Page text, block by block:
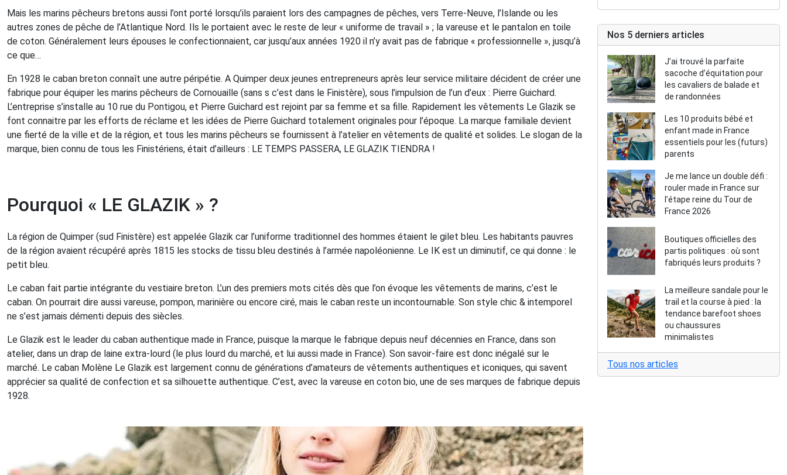
Mais les marins pêcheurs bretons aussi l’ont porté lorsqu’ils paraient lors des campagnes de pêches, vers Terre-Neuve, l’Islande ou les
autres zones de pêche de l’Atlantique Nord. Ils le portaient avec le reste de leur « uniforme de travail » ; la vareuse et le pantalon en toile
de coton. Généralement leurs épouses le confectionnaient, car jusqu’aux années 1920 il n’y avait pas de fabrique « professionnelle », jusqu’à
ce que…
En 1928 le caban breton connaît une autre péripétie. A Quimper deux jeunes entrepreneurs après leur service militaire décident de créer une
fabrique pour équiper les marins pêcheurs de Cornouaille (sans s c’est dans le Finistère), sous l’impulsion de l’un d’eux : Pierre Guichard.
L’entreprise s’installe au 10 rue du Pontigou, et Pierre Guichard est rejoint par sa femme et sa fille. Rapidement les vêtements Le Glazik se
font connaitre par les efforts de réclame et les idées de Pierre Guichard totalement originales pour l’époque. La marque familiale devient
une fierté de la ville et de la région, et tous les marins pêcheurs se fournissent à l’atelier en vêtements de qualité et solides. Le slogan de la
marque, bien connu de tous les Finistériens, était d’ailleurs : LE TEMPS PASSERA, LE GLAZIK TIENDRA !
Pourquoi « LE GLAZIK » ?
La région de Quimper (sud Finistère) est appelée Glazik car l’uniforme traditionnel des hommes étaient le gilet bleu. Les habitants pauvres
de la région avaient récupéré après 1815 les stocks de tissu bleu destinés à l’armée napoléonienne. Le IK est un diminutif, ce qui donne : le
petit bleu.
Le caban fait partie intégrante du vestiaire breton. L’un des premiers mots cités dès que l’on évoque les vêtements de marins, c’est le
caban. On pourrait dire aussi vareuse, pompon, marinière ou encore ciré, mais le caban reste un incontournable. Son style chic & intemporel
ne s’est jamais démenti depuis des siècles.
Le Glazik est le leader du caban authentique made in France, puisque la marque le fabrique depuis neuf décennies en France, dans son
atelier, dans un drap de laine extra-lourd (le plus lourd du marché, et lui aussi made in France). Son savoir-faire est donc inégalé sur le
marché. Le caban Molène Le Glazik est largement connu de générations d’amateurs de vêtements authentiques et iconiques, qui savent
apprécier sa qualité de confection et sa silhouette authentique. C’est, avec la vareuse en coton bio, une de ses marques de fabrique depuis
1928.
Nos 5 derniers articles
J’ai trouvé la parfaite
sacoche d’équitation pour
les cavaliers de balade et
de randonnées
Les 10 produits bébé et
enfant made in France
essentiels pour les (futurs)
parents
Je me lance un double défi :
rouler made in France sur
l’étape reine du Tour de
France 2026
Boutiques officielles des
partis politiques : où sont
fabriqués leurs produits ?
La meilleure sandale pour le
trail et la course à pied : la
tendance barefoot shoes
ou chaussures
minimalistes
Tous nos articles